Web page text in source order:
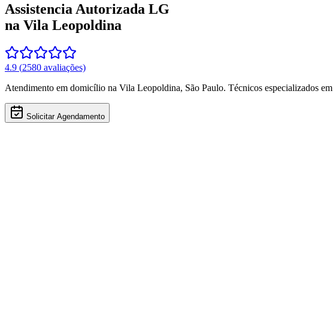
Assistencia Autorizada LG
na Vila Leopoldina
4.9 (2580 avaliações)
Atendimento em domicílio na Vila Leopoldina, São Paulo. Técnicos especializados em
Solicitar Agendamento